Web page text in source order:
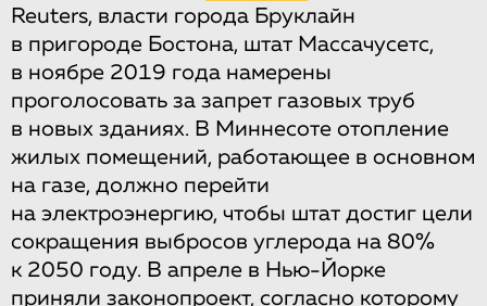
Reuters, власти города Бруклайн
в пригороде Бостона, штат Массачусетс,
в ноябре 2019 года намерены
проголосовать за запрет газовых труб
в новых зданиях. В Миннесоте отопление
жилых помещений, работающее в основном
на газе, должно перейти
на электроэнергию, чтобы штат достиг цели
сокращения выбросов углерода на 80%
к 2050 году. В апреле в Нью-Йорке
приняли законопроект, согласно которому